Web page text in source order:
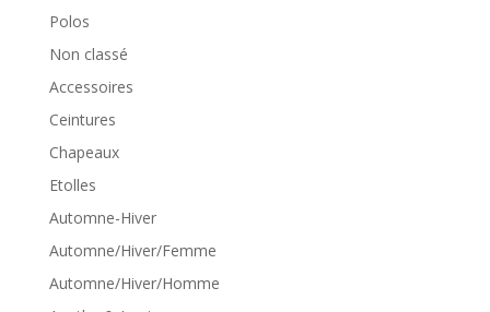
Polos
Non classé
Accessoires
Ceintures
Chapeaux
Etolles
Automne-Hiver
Automne/Hiver/Femme
Automne/Hiver/Homme